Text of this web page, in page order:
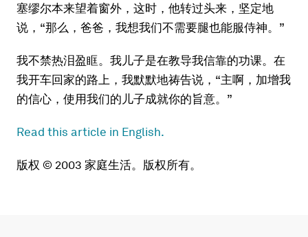
塞缪尔本来望着窗外，这时，他转过头来，坚定地
说，“那么，爸爸，我想我们不需要腿也能服侍神。”
我不禁热泪盈眶。我儿子是在教导我信靠的功课。在
我开车回家的路上，我默默地祷告说，“主啊，加增我
的信心，使用我们的儿子成就你的旨意。”
Read this article in English.
版权 © 2003 家庭生活。版权所有。